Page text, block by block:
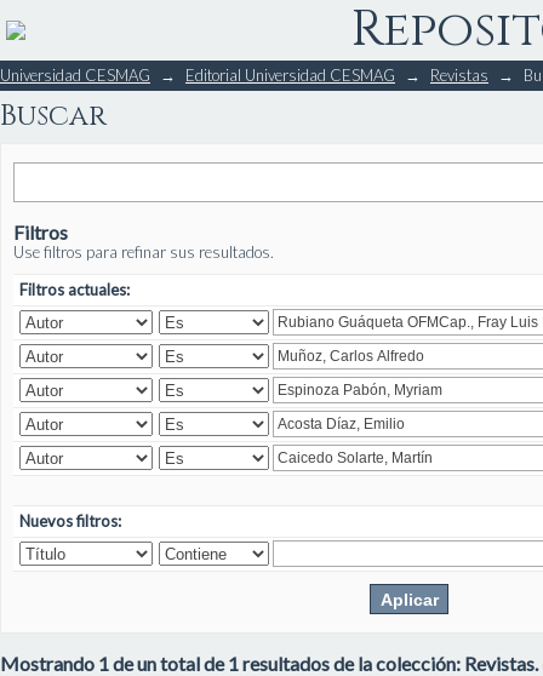
Buscar
Universidad CESMAG → Editorial Universidad CESMAG → Revistas →
Buscar
Filtros
Use filtros para refinar sus resultados.
Filtros actuales:
Nuevos filtros:
Mostrando 1 de un total de 1 resultados de la colección: Revistas.